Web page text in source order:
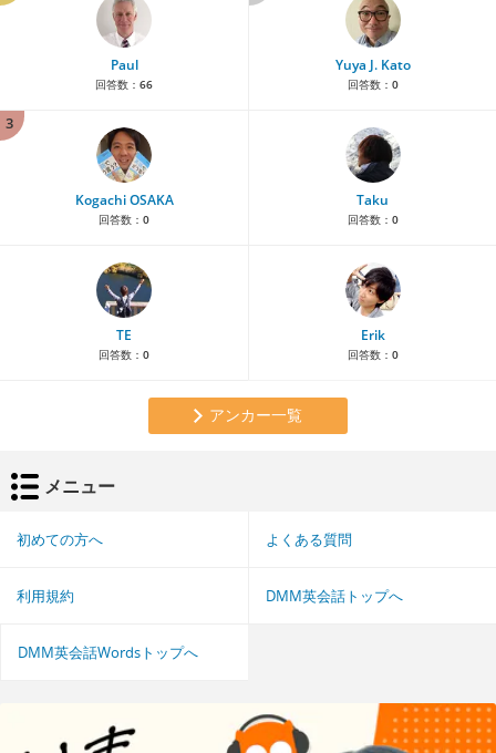
Paul
回答数： 66
Yuya J. Kato
回答数： 0
3
Kogachi OSAKA
回答数： 0
Taku
回答数： 0
TE
回答数： 0
Erik
回答数： 0
アンカー一覧
メニュー
初めての方へ よくある質問
利用規約 DMM英会話トップへ
DMM英会話Wordsトップへ